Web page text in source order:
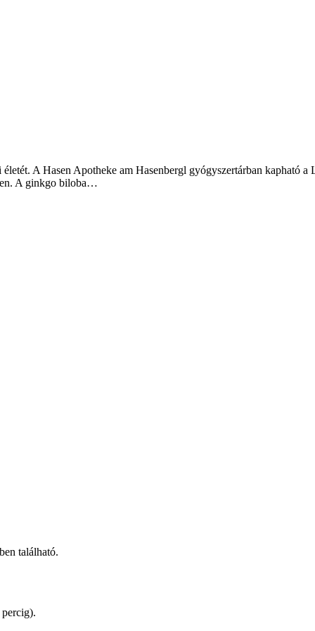
A Hasen Apotheke am Hasenbergl gyógyszertárban
A ginkgo biloba…
található.